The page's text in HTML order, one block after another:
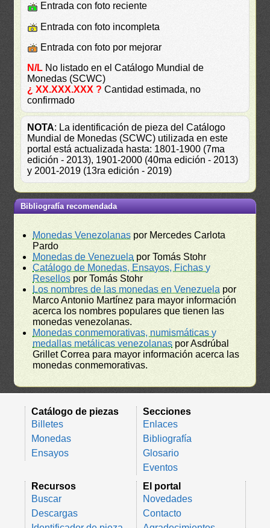
Entrada con foto reciente
Entrada con foto incompleta
Entrada con foto por mejorar
N/L No listado en el Catálogo Mundial de
Monedas (SCWC)
¿ XX.XXX.XXX ? Cantidad estimada, no
confirmado
NOTA: La identificación de pieza del Catálogo
Mundial de Monedas (SCWC) utilizada en este
portal está actualizada hasta: 1801-1900 (7ma
edición - 2013), 1901-2000 (40ma edición - 2013)
y 2001-2019 (13ra edición - 2019)
Bibliografía recomendada
Monedas Venezolanas por Mercedes Carlota
Pardo
Monedas de Venezuela por Tomás Stohr
Catálogo de Monedas, Ensayos, Fichas y
Resellos por Tomás Stohr
Los nombres de las monedas en Venezuela por
Marco Antonio Martínez para mayor información
acerca los nombres populares que tienen las
monedas venezolanas.
Monedas conmemorativas, numismáticas y
medallas metálicas venezolanas por Asdrúbal
Grillet Correa para mayor información acerca las
monedas conmemorativas.
Catálogo de piezas
Billetes
Monedas
Ensayos
Secciones
Enlaces
Bibliografía
Glosario
Eventos
Recursos
Buscar
Descargas
El portal
Novedades
Contacto